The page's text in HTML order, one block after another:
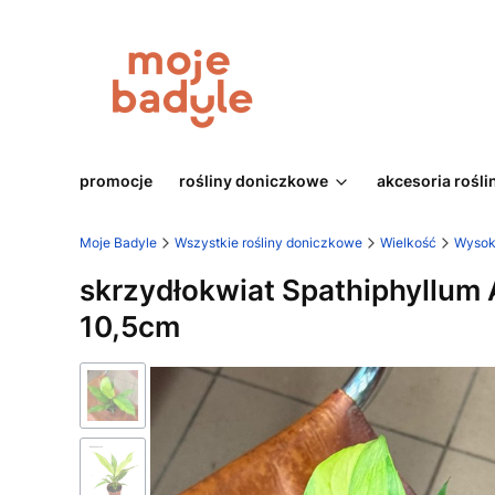
promocje rośliny doniczkowe akcesoria
Moje Badyle Wszystkie rośliny doniczkowe Wielkość
skrzydłokwiat Spathiphyllum
10,5cm